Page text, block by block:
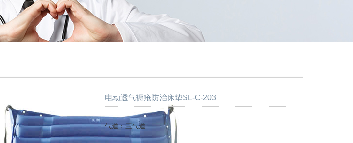
电动透气褥疮防治床垫SL-C-203
气道：三气道